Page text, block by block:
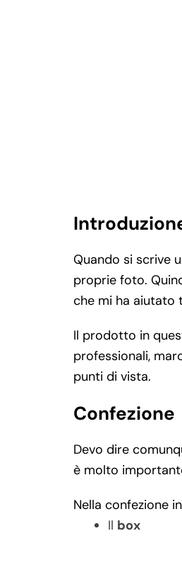
Quando si scrive
proprie foto.
che mi ha aiutato
Il prodotto in
professionali,
punti di vista.
Confezione
Devo dire
è molto
Nella confezione
Il box